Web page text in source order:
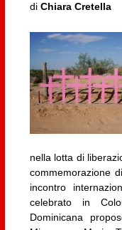
di Chiara Cretella
nella lotta di
commemorazione
incontro
celebrato in
Dominicana